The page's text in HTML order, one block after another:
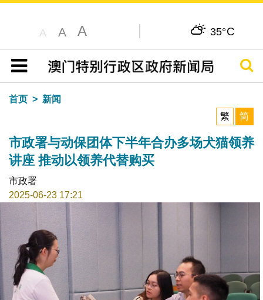
A A A 35°C
目录
搜寻
首页
新闻
繁
简
市政署与动保团体下半年合办多场犬猫领养
讲座 推动以领养代替购买
市政署
2025-06-23 17:21